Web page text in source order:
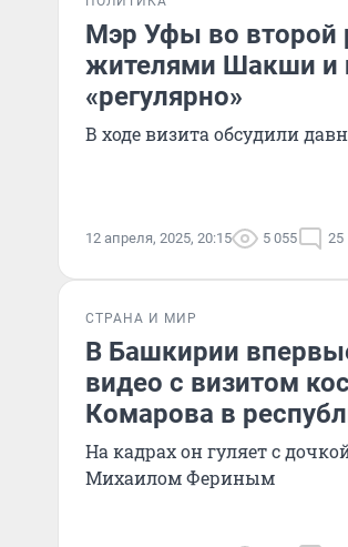
Мэр Уфы во второй
жителями Шакши и
«регулярно»
В ходе визита обсудили
12 апреля, 2025, 20:15 5 055 25
СТРАНА И МИР
В Башкирии
видео с визитом
Комарова в
На кадрах он гуляет с
Михаилом Фериным